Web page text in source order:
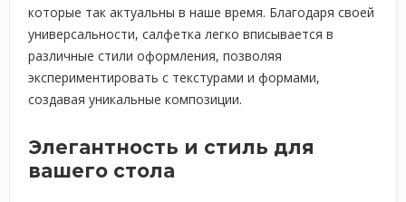
которые так актуальны в наше время. Благодаря своей
универсальности, салфетка легко вписывается в
различные стили оформления, позволяя
экспериментировать с текстурами и формами,
создавая уникальные композиции.
Элегантность и стиль для
вашего стола